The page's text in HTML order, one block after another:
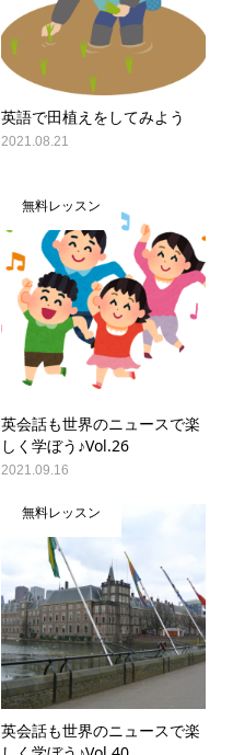
英語で田植えをしてみよう
2021.08.21
無料レッスン
英会話も世界のニュースで楽
しく学ぼう♪Vol.26
2021.09.16
無料レッスン
英会話も世界のニュースで楽